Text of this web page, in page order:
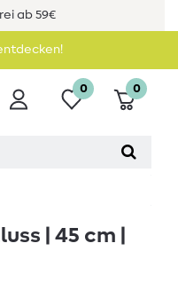
ab 59€
0 0
| 45 cm |